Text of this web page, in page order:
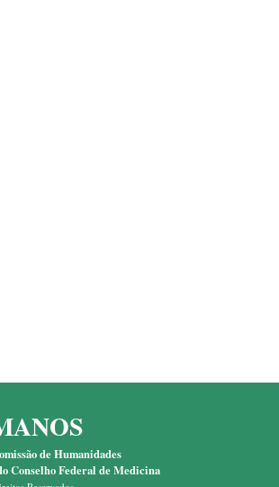
de Humanidades
Conselho Federal de Medicina